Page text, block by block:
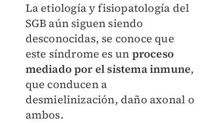
La etiología y fisiopatología del
SGB aún siguen siendo
desconocidas, se conoce que
este síndrome es un proceso
mediado por el sistema inmune,
que conducen a
desmielinización, daño axonal o
ambos.